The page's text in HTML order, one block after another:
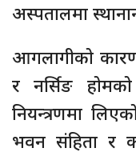
अस्पतालमा
आगलागीको
र नर्सिङ होमको
नियन्त्रणमा
भवन संहिता र